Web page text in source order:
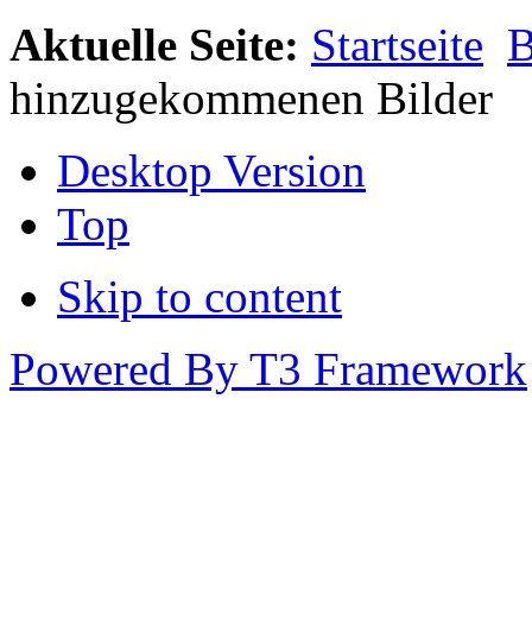
Aktuelle Seite: Startseite
hinzugekommenen Bilder
Desktop Version
Top
Skip to content
Powered By T3 Framework